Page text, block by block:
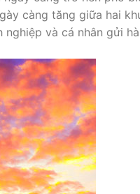
càng tăng giữa hai
và cá nhân gửi